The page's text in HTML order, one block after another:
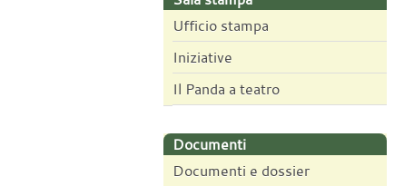
Ufficio stampa
Iniziative
Il Panda a teatro
Documenti
Documenti e dossier